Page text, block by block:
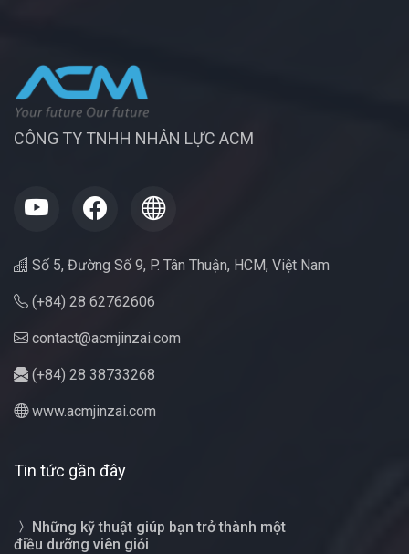
CÔNG TY TNHH NHÂN LỰC ACM
Số 5, Đường Số 9, P. Tân Thuận, HCM, Việt Nam
(+84) 28 62762606
contact@acmjinzai.com
(+84) 28 38733268
www.acmjinzai.com
Tin tức gần đây
Những kỹ thuật giúp bạn trở thành một
điều dưỡng viên giỏi